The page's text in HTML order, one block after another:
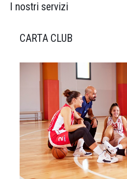
I nostri servizi
CARTA CLUB